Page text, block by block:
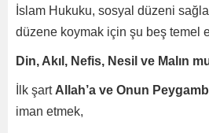
İslam Hukuku, sosyal düzeni
düzene koymak için şu beş temel
Din, Akıl, Nefis, Nesil ve Malın
İlk şart Allah’a ve Onun
iman etmek,